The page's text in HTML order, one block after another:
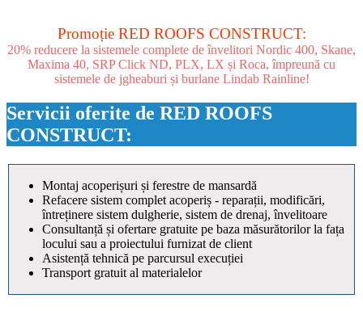
Promoție RED ROOFS CONSTRUCT:
20% reducere la sistemele complete de învelitori Nordic 400, Skane,
Maxima 40, SRP Click ND, PLX, LX și Roca, împreună cu
sistemele de jgheaburi și burlane Lindab Rainline!
Servicii oferite de RED ROOFS
CONSTRUCT:
Montaj acoperișuri și ferestre de mansardă
Refacere sistem complet acoperiș - reparații, modificări,
întreținere sistem dulgherie, sistem de drenaj, învelitoare
Consultanță și ofertare gratuite pe baza măsurătorilor la fața
locului sau a proiectului furnizat de client
Asistență tehnică pe parcursul execuției
Transport gratuit al materialelor